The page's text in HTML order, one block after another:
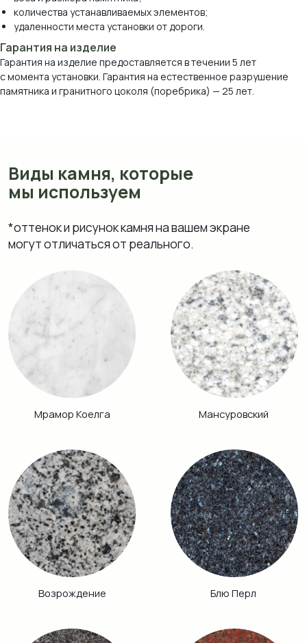
количества устанавливаемых элементов;
удаленности места установки от дороги.
Гарантия на изделие
Гарантия на изделие предоставляется в течении 5 лет
с момента установки. Гарантия на естественное разрушение
памятника и гранитного цоколя (поребрика) — 25 лет.
Питкяранта
Блю Перл
Возрождение
Мансуровский
Мрамор Коелга
Габбро Диабаз Балтик Грин